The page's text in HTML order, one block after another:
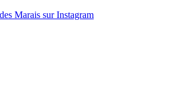
Marais sur Instagram